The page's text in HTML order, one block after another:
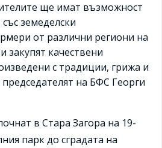
ще имат възможност
земеделски
от различни региони на
закупят качествени
с традиции, грижа и
на БФС Георги
в Стара Загора на 19-
парк до сградата на